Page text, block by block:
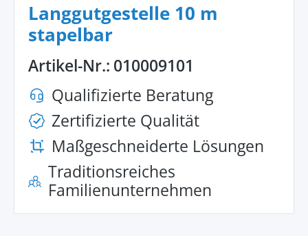
Langgutgestelle 10 m
stapelbar
Artikel-Nr.: 010009101
Qualifizierte Beratung
Zertifizierte Qualität
Maßgeschneiderte Lösungen
Traditionsreiches
Familienunternehmen